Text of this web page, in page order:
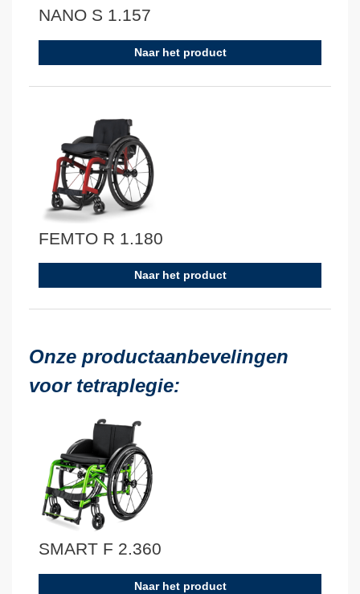
NANO S 1.157
Naar het product
FEMTO R 1.180
Naar het product
Onze productaanbevelingen
voor tetraplegie:
SMART F 2.360
Naar het product